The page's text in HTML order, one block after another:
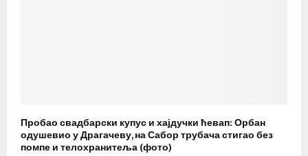
Пробао свадбарски купус и хајдучки ћевап: Орбан
одушевио у Драгачеву, на Сабор трубача стигао без
помпе и телохранитеља (фото)